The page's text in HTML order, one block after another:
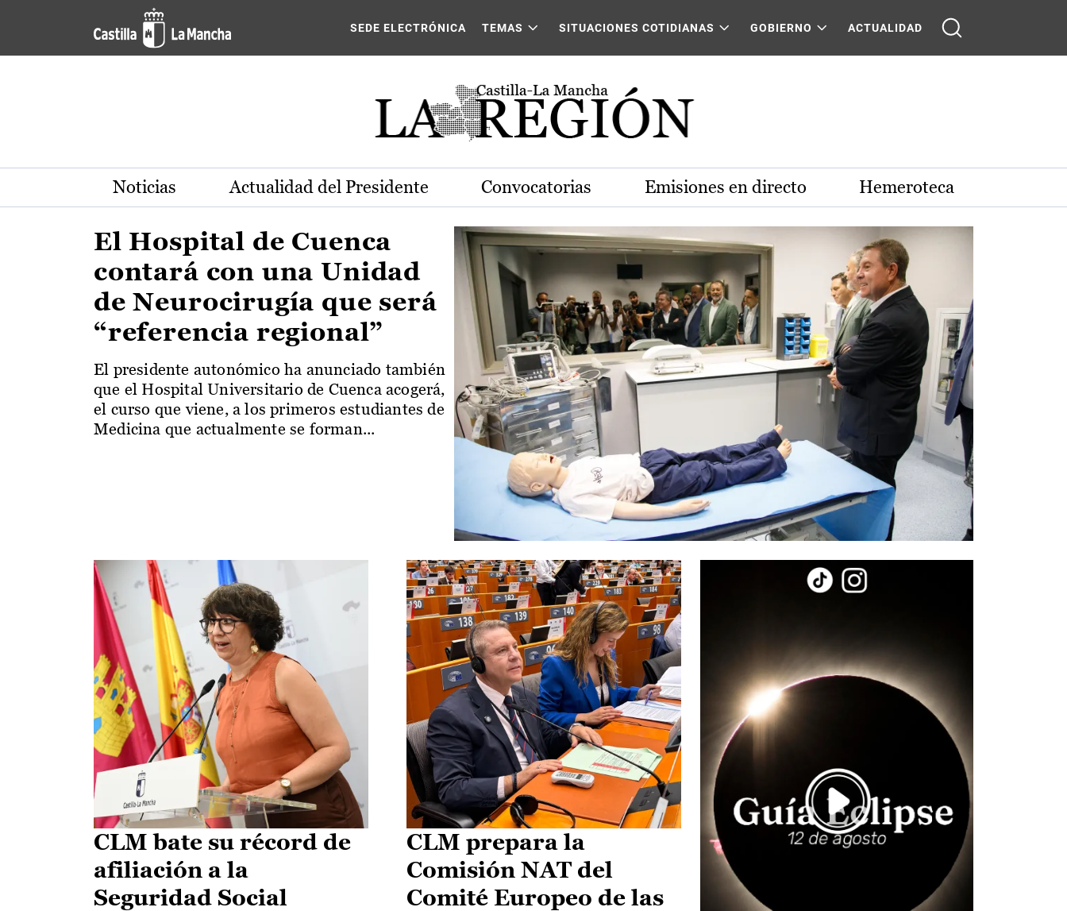
Pasar al contenido principal
Actualidad de la región de Castilla-La Mancha
SEDE ELECTRÓNICA TEMAS SITUACIONES COTIDIANAS GOBIERNO ACTUALIDAD
Noticias Actualidad del Presidente Convocatorias Emisiones en directo Hemeroteca
El Hospital de Cuenca
contará con una Unidad
de Neurocirugía que será
“referencia regional”
El presidente autonómico ha anunciado también
que el Hospital Universitario de Cuenca acogerá,
el curso que viene, a los primeros estudiantes de
Medicina que actualmente se forman...
CLM bate su récord de
afiliación a la
Seguridad Social
CLM prepara la
Comisión NAT del
Comité Europeo de las